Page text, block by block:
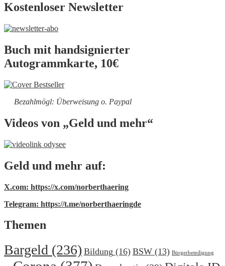
Kostenloser Newsletter
Buch mit handsignierter
Autogrammkarte, 10€
Bezahlmögl: Überweisung o. Paypal
Videos von „Geld und mehr“
Geld und mehr auf:
X.com: https://x.com/norberthaering
Telegram: https://t.me/norberthaeringde
Themen
Bargeld (236) Bildung (16) BSW (13) Bürgerbeteiligung